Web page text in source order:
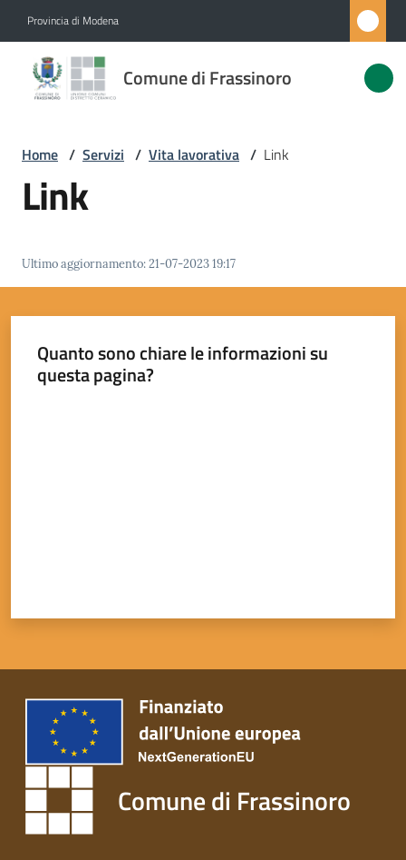
Provincia di Modena
Comune di Frassinoro
Comune di
Frassinoro
Amministrazione
Novità
Servizi
Menu selezionato
Vivere
Home / Servizi / Vita lavorativa / Link
Link
Ultimo aggiornamento:21-07-2023 19:17
Quanto sono chiare le informazioni su
questa pagina?
Comune di Frassinoro